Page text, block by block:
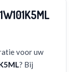
voor uw
? Bij